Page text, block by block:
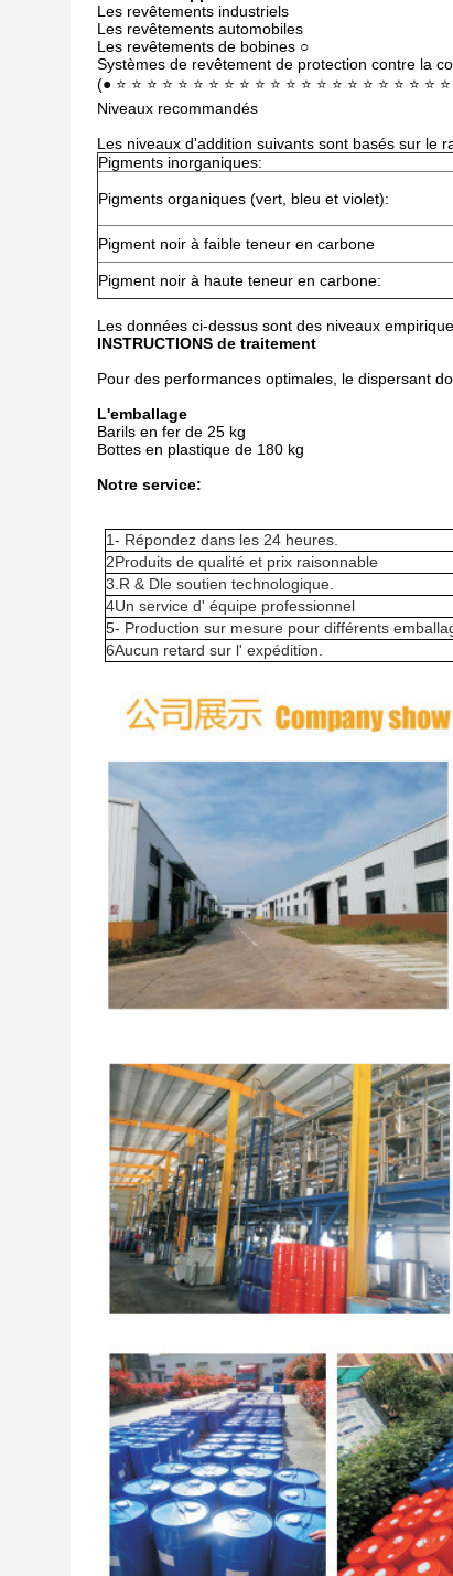
Les revêtements industriels
Les revêtements automobiles
Les revêtements de bobines ○
Systèmes de revêtement de protection contre la
(● ⭐ ⭐ ⭐ ⭐ ⭐ ⭐ ⭐ ⭐ ⭐ ⭐ ⭐ ⭐ ⭐ ⭐ ⭐ ⭐ ⭐ ⭐ ⭐ ⭐ ⭐
Niveaux recommandés
Les niveaux d'addition suivants sont basés sur le
Pigments inorganiques:
Pigments organiques (vert, bleu et violet):
Pigment noir à faible teneur en carbone
Pigment noir à haute teneur en carbone:
Les données ci-dessus sont des niveaux
INSTRUCTIONS de traitement
Pour des performances optimales, le dispersant
L'emballage
Barils en fer de 25 kg
Bottes en plastique de 180 kg
Notre service:
1- Répondez dans les 24 heures.
2Produits de qualité et prix raisonnable
3. R & Dle soutien technologique.
4Un service d' équipe professionnel
5- Production sur mesure pour différents
6Aucun retard sur l' expédition.